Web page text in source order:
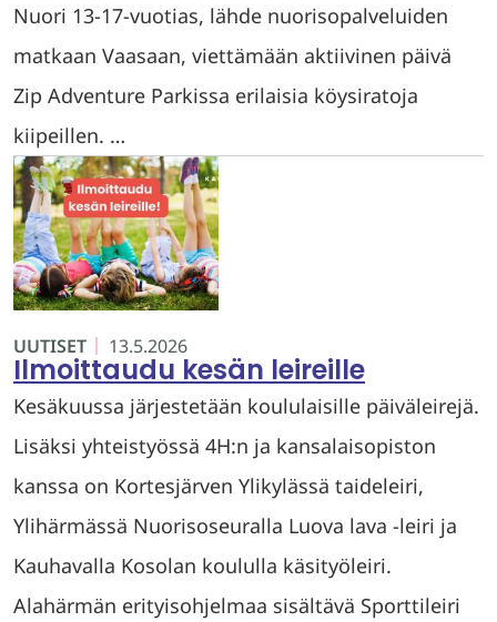
Nuori 13-17-vuotias, lähde nuorisopalveluiden
matkaan Vaasaan, viettämään aktiivinen päivä
Zip Adventure Parkissa erilaisia köysiratoja
kiipeillen. …
UUTISET 13.5.2026
Ilmoittaudu kesän leireille
Kesäkuussa järjestetään koululaisille päiväleirejä.
Lisäksi yhteistyössä 4H:n ja kansalaisopiston
kanssa on Kortesjärven Ylikylässä taideleiri,
Ylihärmässä Nuorisoseuralla Luova lava -leiri ja
Kauhavalla Kosolan koululla käsityöleiri.
Alahärmän erityisohjelmaa sisältävä Sporttileiri